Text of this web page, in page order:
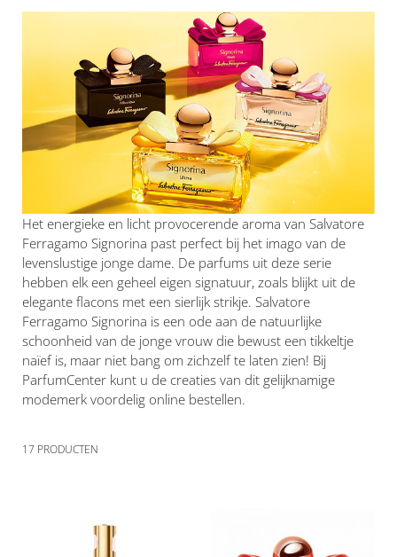
Het energieke en licht provocerende aroma van Salvatore
Ferragamo Signorina past perfect bij het imago van de
levenslustige jonge dame. De parfums uit deze serie
hebben elk een geheel eigen signatuur, zoals blijkt uit de
elegante flacons met een sierlijk strikje. Salvatore
Ferragamo Signorina is een ode aan de natuurlijke
schoonheid van de jonge vrouw die bewust een tikkeltje
naïef is, maar niet bang om zichzelf te laten zien! Bij
ParfumCenter kunt u de creaties van dit gelijknamige
modemerk voordelig online bestellen.
17 PRODUCTEN
Voeg